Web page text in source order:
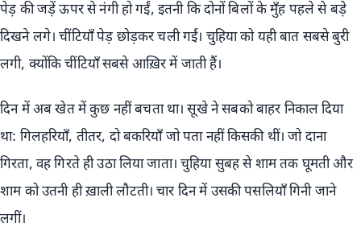
पेड़ की जड़ें ऊपर से नंगी हो गईं, इतनी कि दोनों बिलों के मुँह पहले से बड़े
दिखने लगे। चींटियाँ पेड़ छोड़कर चली गईं। चुहिया को यही बात सबसे बुरी
लगी, क्योंकि चींटियाँ सबसे आख़िर में जाती हैं।
दिन में अब खेत में कुछ नहीं बचता था। सूखे ने सबको बाहर निकाल दिया
था: गिलहरियाँ, तीतर, दो बकरियाँ जो पता नहीं किसकी थीं। जो दाना
गिरता, वह गिरते ही उठा लिया जाता। चुहिया सुबह से शाम तक घूमती और
शाम को उतनी ही ख़ाली लौटती। चार दिन में उसकी पसलियाँ गिनी जाने
लगीं।